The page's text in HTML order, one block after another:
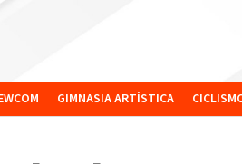
GIMNASIA ARTÍSTICA